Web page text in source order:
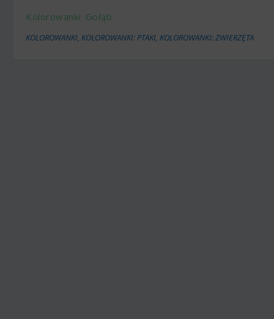
Kolorowanki: Gołąb
KOLOROWANKI,KOLOROWANKI: PTAKI,KOLOROWANKI: ZWIERZĘTA